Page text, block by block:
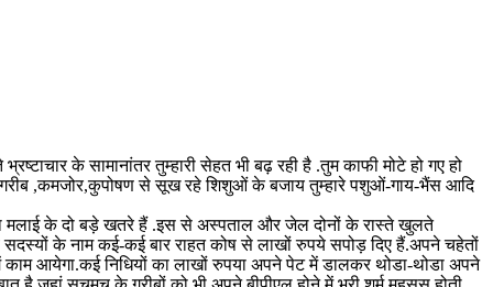
के सामानांतर तुम्हारी सेहत भी बढ़ रही है .तुम काफी मोटे हो गए हो
है .गरीब ,कमजोर,कुपोषण से सूख रहे शिशुओं के बजाय तुम्हारे पशुओं-गाय-भैंस आदि
मलाई के दो बड़े खतरे हैं .इस से अस्पताल और जेल दोनों के रास्ते खुलते
सदस्यों के नाम कई-कई बार राहत कोष से लाखों रुपये सपोड़ दिए हैं.अपने चहेतों
काम आयेगा.कई निधियों का लाखों रुपया अपने पेट में डालकर थोडा-थोडा अपने